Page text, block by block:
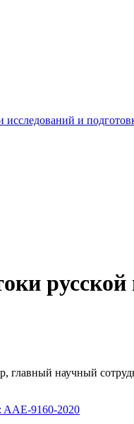
и
главный научный
9160-2020